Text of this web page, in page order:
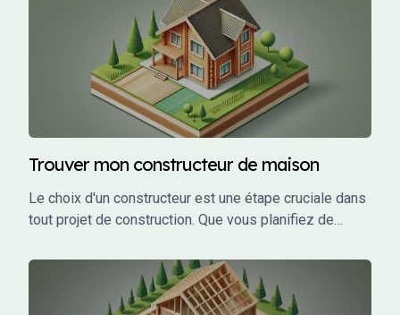
mais qu'est-ce que cela signifie exactement ?
Trouver mon constructeur de maison
Le choix d'un constructeur est une étape cruciale dans
tout projet de construction. Que vous planifiez de
commercial, ou un investissement locatif, le bon
constructeur peut faire la différence entre un projet
réussi et un cauchemar.